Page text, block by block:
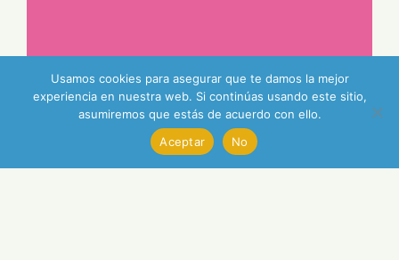
Usamos cookies para asegurar que te damos la mejor
experiencia en nuestra web. Si continúas usando este sitio,
asumiremos que estás de acuerdo con ello.
Aceptar
No